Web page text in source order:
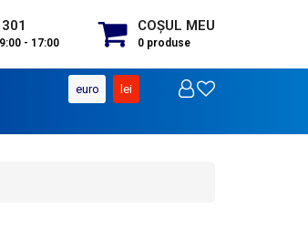
- 17:00
COŞUL MEU
0produse
euro lei